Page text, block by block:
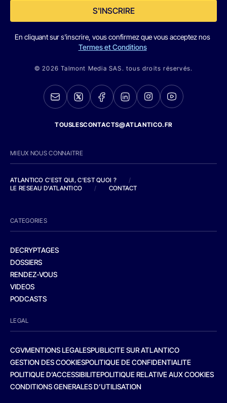
S'INSCRIRE
En cliquant sur s'inscrire, vous confirmez que vous acceptez nos
Termes et Conditions
© 2026 Talmont Media SAS. tous droits réservés.
TOUSLESCONTACTS@ATLANTICO.FR
MIEUX NOUS CONNAITRE
ATLANTICO C'EST QUI, C'EST QUOI ?
/
LE RESEAU D'ATLANTICO
/ CONTACT
CATEGORIES
DECRYPTAGES
DOSSIERS
RENDEZ-VOUS
VIDEOS
PODCASTS
LEGAL
CGVMENTIONS LEGALESPUBLICITE SUR ATLANTICO
GESTION DES COOKIESPOLITIQUE DE CONFIDENTIALITE
POLITIQUE D’ACCESSIBILITEPOLITIQUE RELATIVE AUX COOKIES
CONDITIONS GENERALES D’UTILISATION